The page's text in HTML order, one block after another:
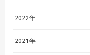
2022年
2021年